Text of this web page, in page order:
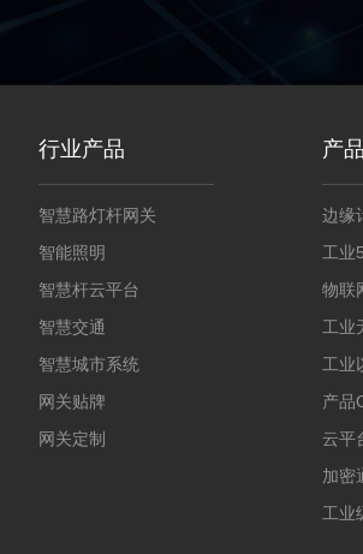
行业产品
智慧路灯杆网关
智能照明
智慧杆云平台
智慧交通
智慧城市系统
网关贴牌
网关定制
产品
边缘
工业
物联
工业
工业
产品
云平
加密
工业